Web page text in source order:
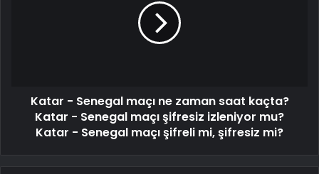
Katar - Senegal maçı ne zaman saat kaçta?
Katar - Senegal maçı şifresiz izleniyor mu?
Katar - Senegal maçı şifreli mi, şifresiz mi?